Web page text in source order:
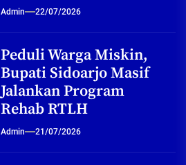
Admin 22/07/2026
Peduli Warga Miskin,
Bupati Sidoarjo Masif
Jalankan Program
Rehab RTLH
Admin 21/07/2026